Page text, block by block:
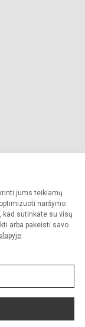
jums teikiamų
naršymo
kad sutinkate su visų
arba pakeisti savo
.
saugomos.
draudžiama.